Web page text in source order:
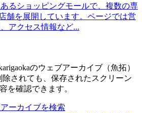
るショッピングモールで、複数の専
舗を展開しています。ページでは営
アクセス情報など...
のウェブアーカイブ（魚拓）
除されても、保存されたスクリーン
を確認できます。
アーカイブを検索